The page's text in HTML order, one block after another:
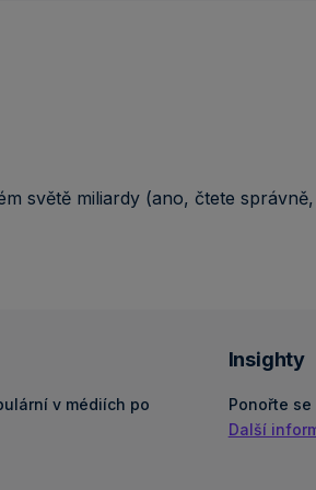
světě miliardy (ano, čtete správně,
v médiích po
Insighty
Ponořte
Další